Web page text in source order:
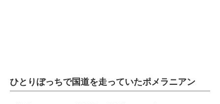
エネルギーの専門メディア
ひとりぼっちで国道を走っていたポメラニアン